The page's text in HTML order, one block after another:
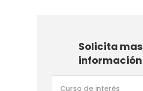
Solicita mas
información